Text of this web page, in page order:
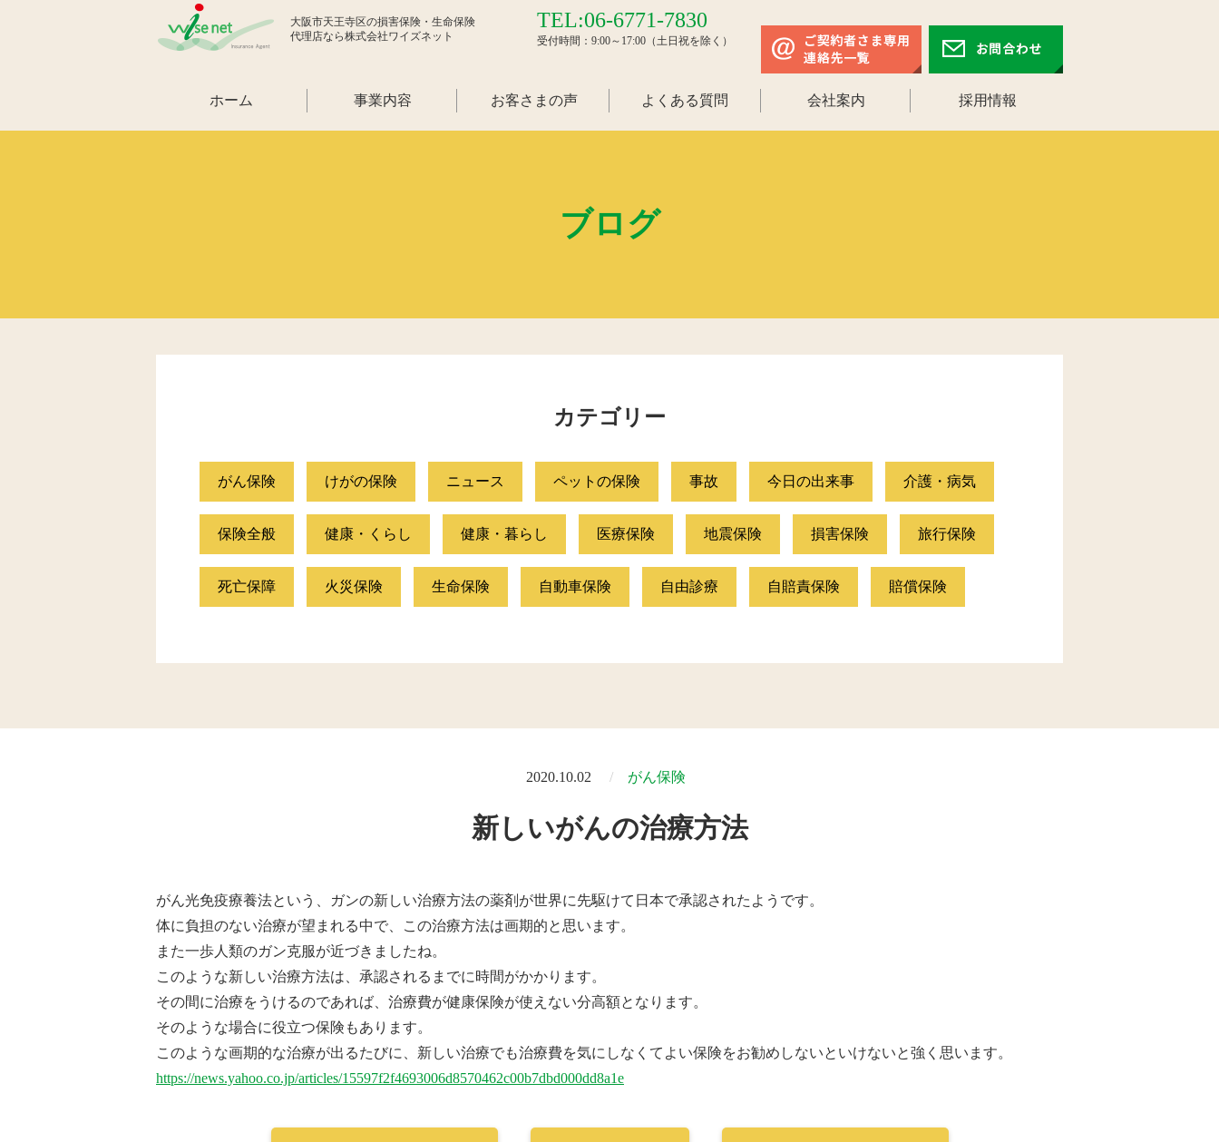
大阪市天王寺区の損害保険・生命保険
代理店なら株式会社ワイズネット
TEL:06-6771-7830
受付時間：9:00～17:00（土日祝を除く）
ホーム 事業内容 お客さまの声 よくある質問 会社案内 採用情報
ブログ
カテゴリー
がん保険 けがの保険 ニュース ペットの保険 事故 今日の出来事 介護・病気
保険全般 健康・くらし 健康・暮らし 医療保険 地震保険 損害保険 旅行保険
死亡保障 火災保険 生命保険 自動車保険 自由診療 自賠責保険 賠償保険
2020.10.02 がん保険
新しいがんの治療方法
がん光免疫療養法という、ガンの新しい治療方法の薬剤が世界に先駆けて日本で承認されたようです。
体に負担のない治療が望まれる中で、この治療方法は画期的と思います。
また一歩人類のガン克服が近づきましたね。
このような新しい治療方法は、承認されるまでに時間がかかります。
その間に治療をうけるのであれば、治療費が健康保険が使えない分高額となります。
そのような場合に役立つ保険もあります。
このような画期的な治療が出るたびに、新しい治療でも治療費を気にしなくてよい保険をお勧めしないといけないと強く思います。
https://news.yahoo.co.jp/articles/15597f2f4693006d8570462c00b7dbd000dd8a1e